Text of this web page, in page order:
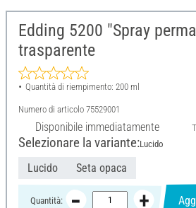
Edding 5200 "Spray
trasparente
Quantità di riempimento: 200 ml
Numero di articolo 75529001
Disponibile immediatamente
Selezionare la variante:Lucido
Lucido Seta opaca
Quantità: